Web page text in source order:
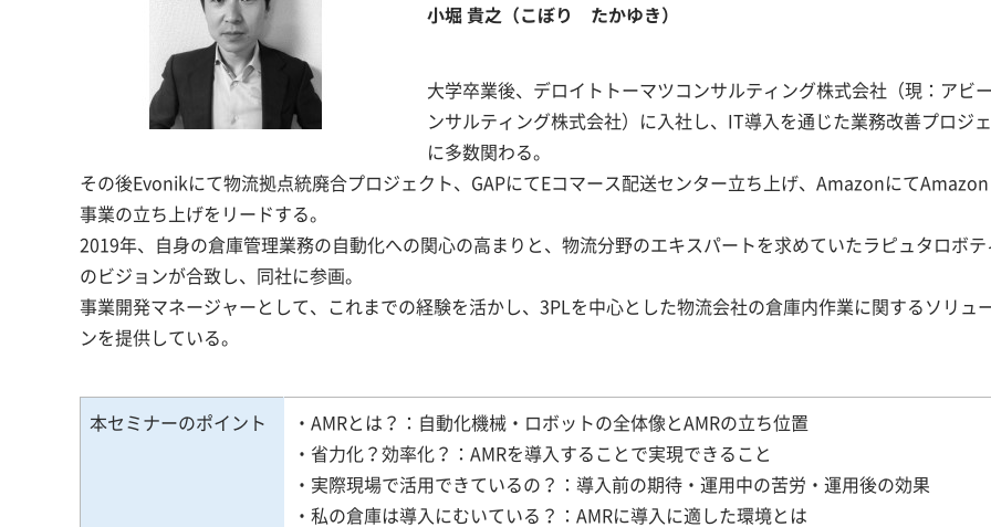
小堀 貴之（こぼり たかゆき）
大学卒業後、デロイトトーマツコンサルティング株式会社（現：アビ
ンサルティング株式会社）に入社し、IT導入を通じた業務改善プロジ
に多数関わる。
その後Evonikにて物流拠点統廃合プロジェクト、GAPにてEコマース配送センター立ち上げ、Amazonにて
事業の立ち上げをリードする。
2019年、自身の倉庫管理業務の自動化への関心の高まりと、物流分野のエキスパートを求めていたラピュタロボ
のビジョンが合致し、同社に参画。
事業開発マネージャーとして、これまでの経験を活かし、3PLを中心とした物流会社の倉庫内作業に関するソリュ
ンを提供している。
本セミナーのポイント
・AMRとは？：自動化機械・ロボットの全体像とAMRの立ち位置
・省力化？効率化？：AMRを導入することで実現できること
・実際現場で活用できているの？：導入前の期待・運用中の苦労・運用後の効果
・私の倉庫は導入にむいている？：AMRに導入に適した環境とは